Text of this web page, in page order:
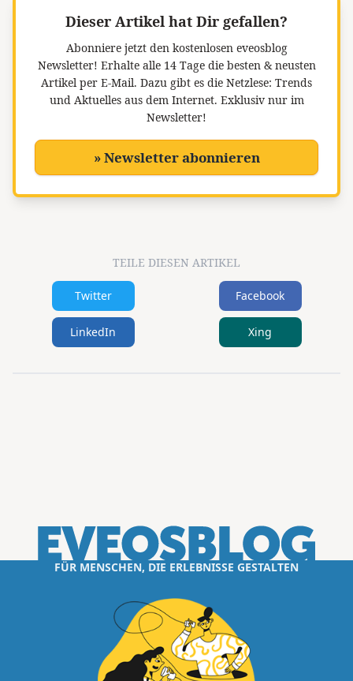
Dieser Artikel hat Dir gefallen?
Abonniere jetzt den kostenlosen eveosblog
Newsletter! Erhalte alle 14 Tage die besten & neusten
Artikel per E-Mail. Dazu gibt es die Netzlese: Trends
und Aktuelles aus dem Internet. Exklusiv nur im
Newsletter!
» Newsletter abonnieren
TEILE DIESEN ARTIKEL
Twitter Facebook
LinkedIn Xing
FÜR MENSCHEN, DIE ERLEBNISSE GESTALTEN